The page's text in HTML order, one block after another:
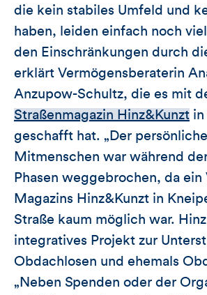
die kein stabiles Umfeld und
haben, leiden einfach noch
den Einschränkungen durch
erklärt Vermögensberaterin
Anzupow-Schultz, die es mit
Straßenmagazin Hinz&Kunzt in
geschafft hat. „Der
Mitmenschen war während
Phasen weggebrochen, da ein
Magazins Hinz&Kunzt in
Straße kaum möglich war.
integratives Projekt zur
Obdachlosen und ehemals
„Neben Spenden oder der